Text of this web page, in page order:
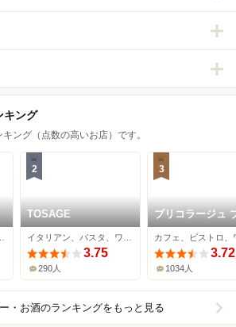
キング
キング（点数の高いお店）です。
2
TOSAGE
3.75
290人
3
ブリコラージュ
ッド アンド カン
ー ダイニング・
ェ
3.72
1034人
・お酒のランキングをもっと見る